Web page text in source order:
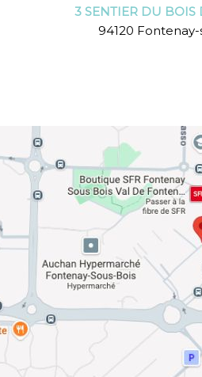
3 SENTIER DU BOIS
94120